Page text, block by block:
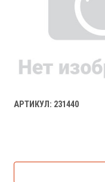
АРТИКУЛ: 231440